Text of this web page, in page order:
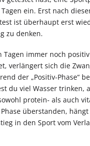
ein. Erst nach
ist überhaupt erst
zu denken.
Tagen immer noch
verlängert sich die
der „Positiv-Phase“
du viel Wasser trinken,
protein- als auch
überstanden,
in den Sport vom